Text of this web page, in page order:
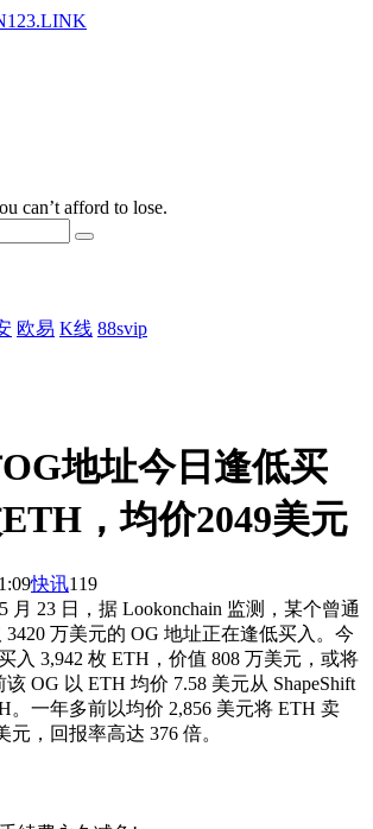
can’t afford to lose.
欧易 K线 88svip
地址今日逢低买
，均价2049美元
快讯119
月 23 日，据 Lookonchain 监测，某个曾通
万美元的 OG 地址正在逢低买入。今
入 3,942 枚 ETH，价值 808 万美元，或将
OG 以 ETH 均价 7.58 美元从 ShapeShift
。一年多前以均价 2,856 美元将 ETH 卖
元，回报率高达 376 倍。